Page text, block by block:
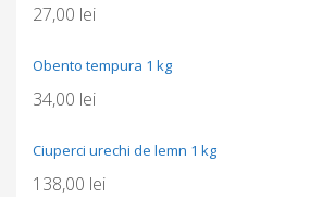
27,00 lei
Obento tempura 1 kg
34,00 lei
Ciuperci urechi de lemn 1 kg
138,00 lei